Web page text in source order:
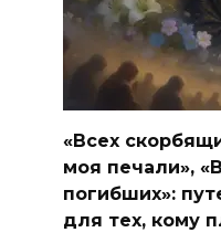
«Всех
моя печали»,
погибших»:
для тех, кому